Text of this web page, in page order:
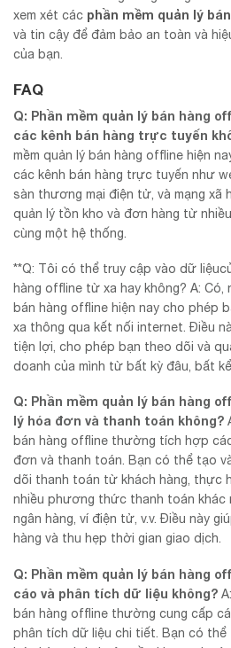
xem xét các phần mềm quản lý
và tin cậy để đảm bảo an toàn và
của bạn.
FAQ
Q: Phần mềm quản lý bán hàng
các kênh bán hàng trực tuyến
mềm quản lý bán hàng offline hiện
các kênh bán hàng trực tuyến như
sàn thương mại điện tử, và mạng xã
quản lý tồn kho và đơn hàng từ
cùng một hệ thống.
**Q: Tôi có thể truy cập vào dữ
hàng offline từ xa hay không? A: Có,
bán hàng offline hiện nay cho phép
xa thông qua kết nối internet. Điều
tiện lợi, cho phép bạn theo dõi và
doanh của mình từ bất kỳ đâu, bất
Q: Phần mềm quản lý bán hàng
lý hóa đơn và thanh toán không?
bán hàng offline thường tích hợp
đơn và thanh toán. Bạn có thể tạo
dõi thanh toán từ khách hàng, thực
nhiều phương thức thanh toán khác
ngân hàng, ví điện tử, v.v. Điều này
hàng và thu hẹp thời gian giao dịch.
Q: Phần mềm quản lý bán hàng
cáo và phân tích dữ liệu không?
bán hàng offline thường cung cấp
phân tích dữ liệu chi tiết. Bạn có